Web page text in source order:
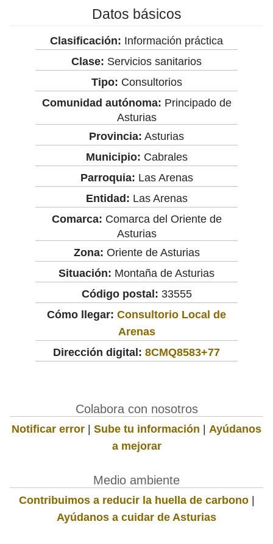
Datos básicos
Clasificación: Información práctica
Clase: Servicios sanitarios
Tipo: Consultorios
Comunidad autónoma: Principado de
Asturias
Provincia: Asturias
Municipio: Cabrales
Parroquia: Las Arenas
Entidad: Las Arenas
Comarca: Comarca del Oriente de
Asturias
Zona: Oriente de Asturias
Situación: Montaña de Asturias
Código postal: 33555
Cómo llegar: Consultorio Local de
Arenas
Dirección digital: 8CMQ8583+77
Colabora con nosotros
Notificar error | Sube tu información | Ayúdanos
a mejorar
Medio ambiente
Contribuimos a reducir la huella de carbono|
Ayúdanos a cuidar de Asturias